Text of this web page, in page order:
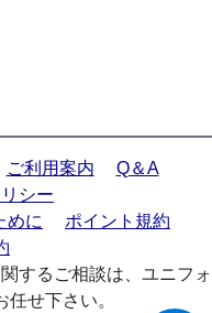
ご利用案内
Q＆A
シー
めに
ポイント規約
するご相談は、ユニフォ
せ下さい。